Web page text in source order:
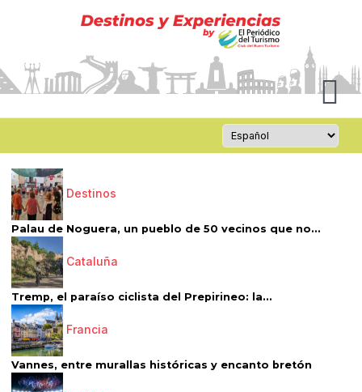
Destinos
Palau de Noguera, un pueblo de 50 vecinos que no...
Cataluña
Tremp, el paraíso ciclista del Prepirineo: la...
Francia
Vannes, entre murallas históricas y encanto bretón